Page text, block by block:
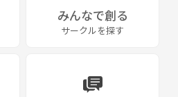
みんなで創る
サークルを探す